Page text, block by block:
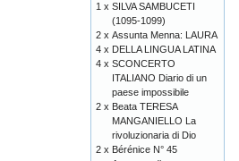
1 x SILVA SAMBUCETI
(1095-1099)
2 x Assunta Menna: LAURA
4 x DELLA LINGUA LATINA
4 x SCONCERTO
ITALIANO Diario di un
paese impossibile
2 x Beata TERESA
MANGANIELLO La
rivoluzionaria di Dio
2 x Bérénice N° 45